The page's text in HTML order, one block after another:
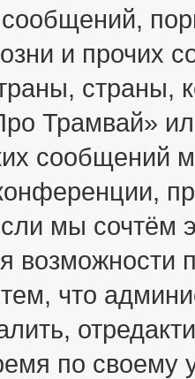
сообщений,
и прочих
страны,
Трамвай»
сообщений
мы
возможности
что
по своему